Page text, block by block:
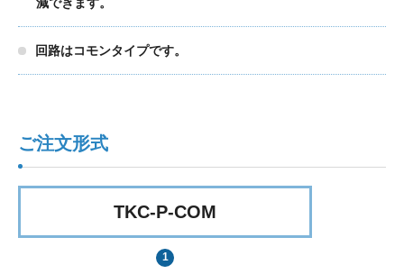
回路はコモンタイプです。
ご注文形式
TKC-P-COM